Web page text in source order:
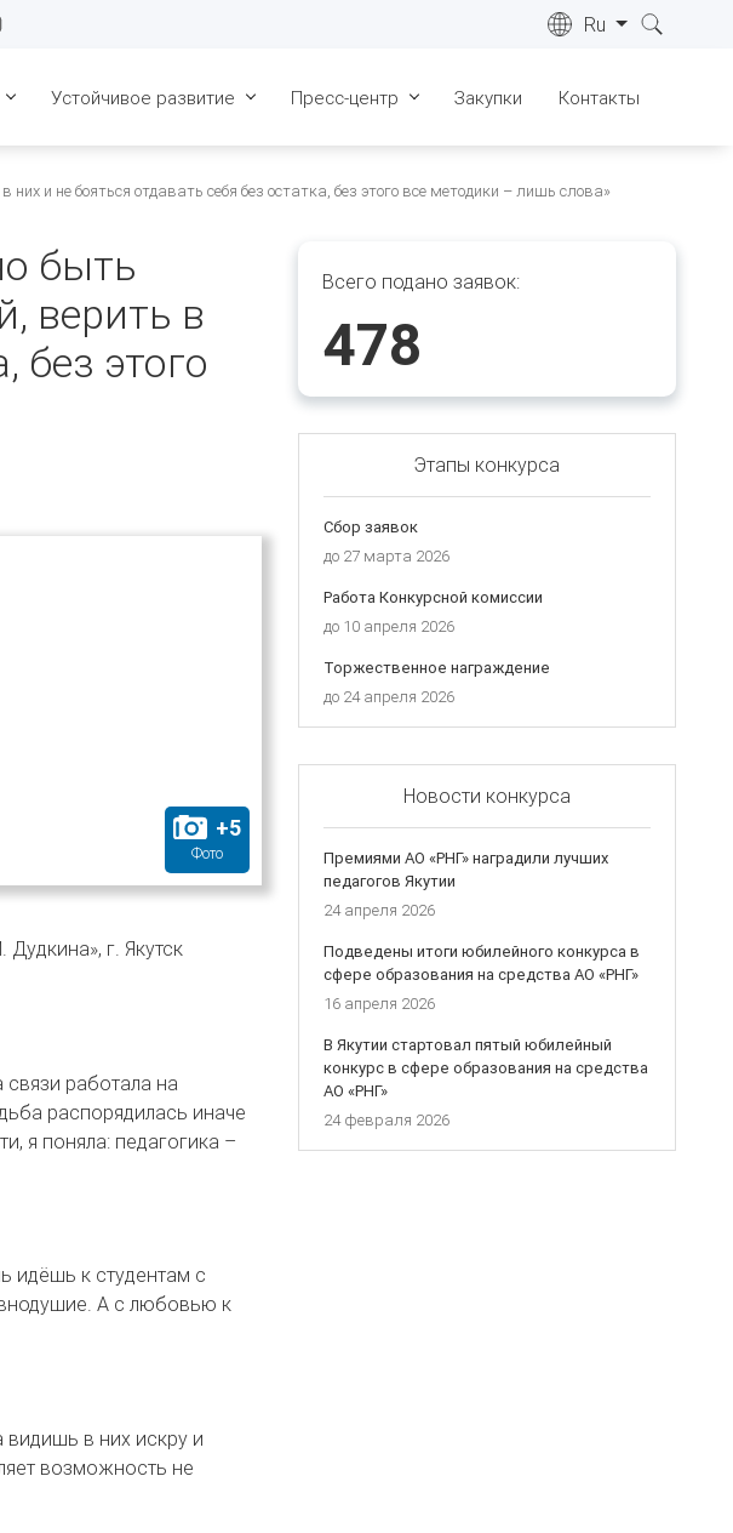
Ru
блоки СБ НГКМ
Лицензии
Запасы
Инфраструктура
Общественные слушания
Устойчивое развитие
Конкурс в сфере
образования. 2022 г.
образования. 2023 г.
Конкурс в сфере
образования. 2024 г.
Конкурс в сфере
образования. 2025 г.
Пресс-центр
Новости
Видеоматериалы
Закупки Контакты
и не бояться отдавать себя без остатка, без этого все методики – лишь слова»
быть
верить в
без этого
+5
Фото
г. Якутск
работала на
распорядилась иначе
я поняла: педагогика –
идёшь к студентам с
А с любовью к
в них искру и
возможность не
Всего подано заявок:
478
Этапы конкурса
Сбор заявок
до 27 марта 2026
Работа Конкурсной комиссии
до 10 апреля 2026
Торжественное награждение
до 24 апреля 2026
Новости конкурса
Премиями АО «РНГ» наградили лучших
педагогов Якутии
24 апреля 2026
Подведены итоги юбилейного конкурса в
сфере образования на средства АО «РНГ»
16 апреля 2026
В Якутии стартовал пятый юбилейный
конкурс в сфере образования на средства
АО «РНГ»
24 февраля 2026